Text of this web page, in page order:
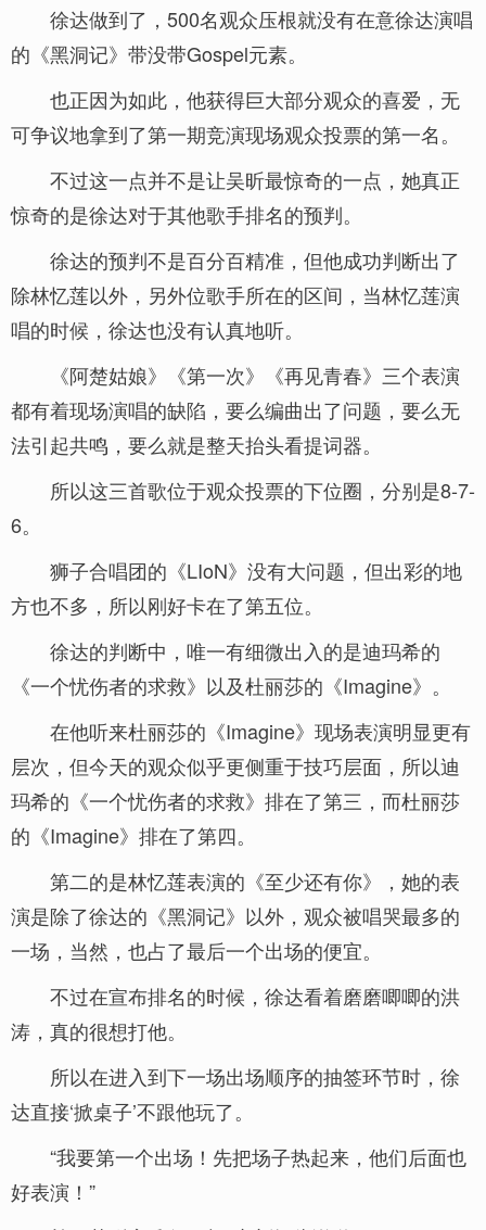
徐达做到了，500名观众压根就没有在意徐达演唱
的《黑洞记》带没带Gospel元素。
也正因为如此，他获得巨大部分观众的喜爱，无
可争议地拿到了第一期竞演现场观众投票的第一名。
不过这一点并不是让吴昕最惊奇的一点，她真正
惊奇的是徐达对于其他歌手排名的预判。
徐达的预判不是百分百精准，但他成功判断出了
除林忆莲以外，另外位歌手所在的区间，当林忆莲演
唱的时候，徐达也没有认真地听。
《阿楚姑娘》《第一次》《再见青春》三个表演
都有着现场演唱的缺陷，要么编曲出了问题，要么无
法引起共鸣，要么就是整天抬头看提词器。
所以这三首歌位于观众投票的下位圈，分别是8-7-
6。
狮子合唱团的《LIoN》没有大问题，但出彩的地
方也不多，所以刚好卡在了第五位。
徐达的判断中，唯一有细微出入的是迪玛希的
《一个忧伤者的求救》以及杜丽莎的《Imagine》。
在他听来杜丽莎的《Imagine》现场表演明显更有
层次，但今天的观众似乎更侧重于技巧层面，所以迪
玛希的《一个忧伤者的求救》排在了第三，而杜丽莎
的《Imagine》排在了第四。
第二的是林忆莲表演的《至少还有你》，她的表
演是除了徐达的《黑洞记》以外，观众被唱哭最多的
一场，当然，也占了最后一个出场的便宜。
不过在宣布排名的时候，徐达看着磨磨唧唧的洪
涛，真的很想打他。
所以在进入到下一场出场顺序的抽签环节时，徐
达直接‘掀桌子’不跟他玩了。
“我要第一个出场！先把场子热起来，他们后面也
好表演！”